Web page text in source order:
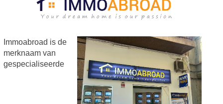
Immoabroad is de
merknaam van
gespecialiseerde